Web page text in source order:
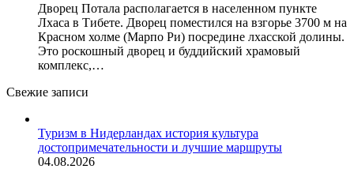
Дворец Потала располагается в населенном пункте
Лхаса в Тибете. Дворец поместился на взгорье 3700 м на
Красном холме (Марпо Ри) посредине лхасской долины.
Это роскошный дворец и буддийский храмовый
комплекс,…
Свежие записи
Туризм в Нидерландах история культура
достопримечательности и лучшие маршруты
04.08.2026